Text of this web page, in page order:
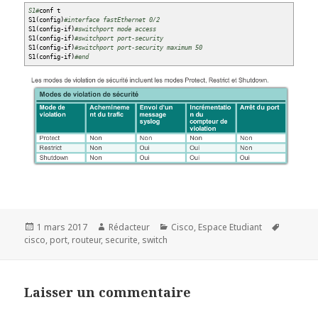
S1#conf t
S1 (config)#interface fastEthernet 0/2
S1 (config-if)#switchport mode access
S1 (config-if)#switchport port-security
S1 (config-if)#switchport port-security maximum 50
S1 (config-if)#end
Publié
le
1 mars 2017 Auteur
Rédacteur Catégories
Cisco, Espace Etudiant
cisco, port, routeur, securite, switch
Laisser un commentaire